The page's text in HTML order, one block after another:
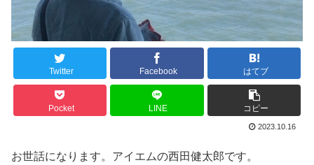
Twitter Facebook はてブ
Pocket LINE コピー
2023.10.16
お世話になります。アイエムの西田健太郎です。